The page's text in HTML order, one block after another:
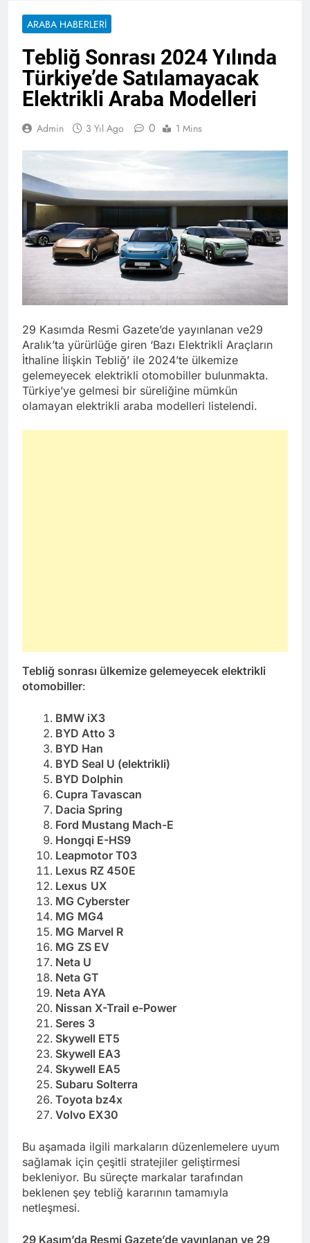
ARABA HABERLERI
Tebliğ Sonrası 2024 Yılında
Türkiye’de Satılamayacak
Elektrikli Araba Modelleri
Admin 3 Yıl Ago 0 1 Mins
29 Kasımda Resmi Gazete’de yayınlanan ve29
Aralık’ta yürürlüğe giren ‘Bazı Elektrikli Araçların
İthaline İlişkin Tebliğ’ ile 2024’te ülkemize
gelemeyecek elektrikli otomobiller bulunmakta.
Türkiye’ye gelmesi bir süreliğine mümkün
olamayan elektrikli araba modelleri listelendi.
Tebliğ sonrası ülkemize gelemeyecek elektrikli
otomobiller:
BMW iX3
BYD Atto 3
BYD Han
BYD Seal U (elektrikli)
BYD Dolphin
Cupra Tavascan
Dacia Spring
Ford Mustang Mach-E
Hongqi E-HS9
Leapmotor T03
Lexus RZ 450E
Lexus UX
MG Cyberster
MG MG4
MG Marvel R
MG ZS EV
Neta U
Neta GT
Neta AYA
Nissan X-Trail e-Power
Seres 3
Skywell ET5
Skywell EA3
Skywell EA5
Subaru Solterra
Toyota bz4x
Volvo EX30
Bu aşamada ilgili markaların düzenlemelere uyum
sağlamak için çeşitli stratejiler geliştirmesi
bekleniyor. Bu süreçte markalar tarafından
beklenen şey tebliğ kararının tamamıyla
netleşmesi.
29 Kasım’da Resmi Gazete’de yayınlanan ve 29